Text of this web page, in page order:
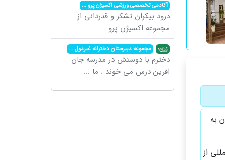
به
از
آکادمی تخصصی ورزشی اکسیژن پرو...
درود بیکران تشکر و قدردانی از
مجموعه اکسیژن پرو ...
زری: مجموعه دبیرستان دخترانه غیردول...
دخترم با دوستش در مدرسه جان
افرین درس می خوند . ما ...